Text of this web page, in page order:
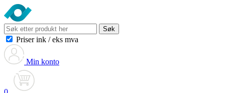
Søk
Priser ink / eks mva
Min konto